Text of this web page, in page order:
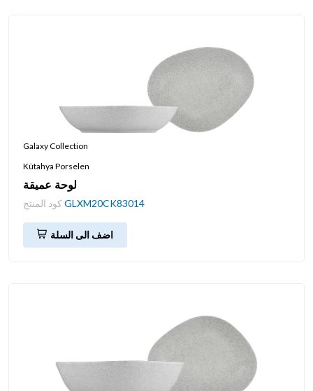
Galaxy Collection
Kütahya Porselen
لوحة عميقة
GLXM20CK83014
اضف الى السلة